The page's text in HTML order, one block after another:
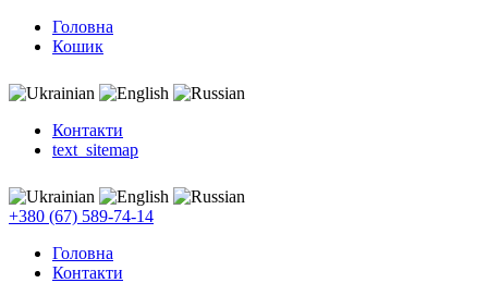
Головна
Кошик
Контакти
text_sitemap
+380 (67) 589-74-14
Головна
Контакти